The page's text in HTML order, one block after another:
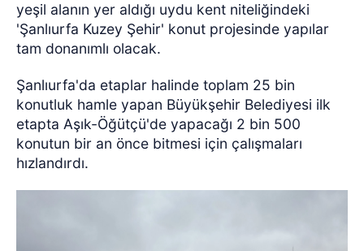
yeşil alanın yer aldığı uydu kent niteliğindeki
'Şanlıurfa Kuzey Şehir' konut projesinde yapılar
tam donanımlı olacak.
Şanlıurfa'da etaplar halinde toplam 25 bin
konutluk hamle yapan Büyükşehir Belediyesi ilk
etapta Aşık-Öğütçü'de yapacağı 2 bin 500
konutun bir an önce bitmesi için çalışmaları
hızlandırdı.